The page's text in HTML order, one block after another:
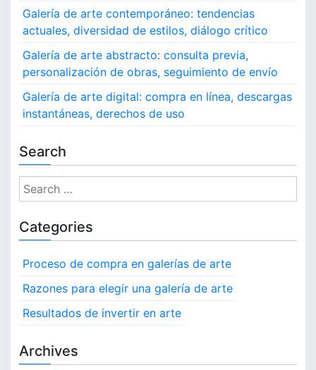
Galería de arte contemporáneo: tendencias
actuales, diversidad de estilos, diálogo crítico
Galería de arte abstracto: consulta previa,
personalización de obras, seguimiento de envío
Galería de arte digital: compra en línea, descargas
instantáneas, derechos de uso
Search
S
e
a
r
h
Categories
Proceso de compra en galerías de arte
Razones para elegir una galería de arte
Resultados de invertir en arte
Archives